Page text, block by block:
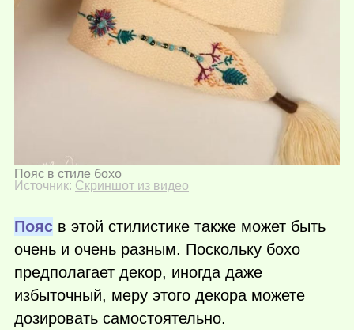
Пояс в стиле бохо
Источник: Скриншот из видео
Пояс в этой стилистике также может быть
очень и очень разным. Поскольку бохо
предполагает декор, иногда даже
избыточный, меру этого декора можете
дозировать самостоятельно.